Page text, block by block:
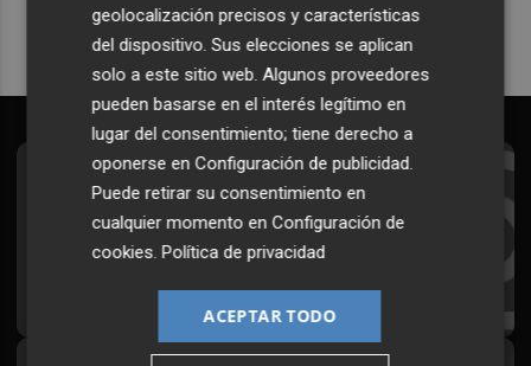
Suscríbete al Boletín
Todos los días a primera hora en tu email
¡Quiero suscribirme!
geolocalización precisos y características
del dispositivo. Sus elecciones se aplican
solo a este sitio web. Algunos proveedores
pueden basarse en el interés legítimo en
lugar del consentimiento; tiene derecho a
oponerse enConfiguración de publicidad
Puede retirar su consentimiento en
cualquier momento enConfiguración de
cookies .Política de privacidad
ACEPTAR TODO